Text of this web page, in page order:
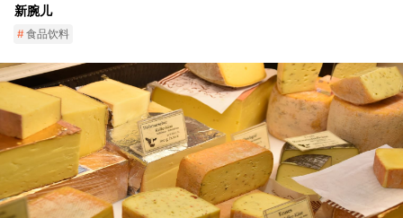
新腕儿
#食品饮料